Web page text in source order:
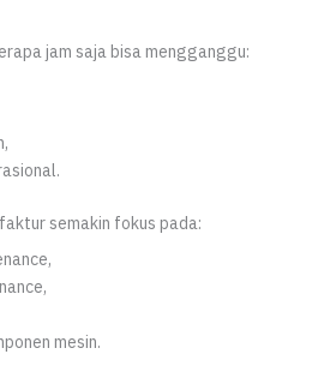
jam saja bisa mengganggu:
semakin fokus pada:
mesin.